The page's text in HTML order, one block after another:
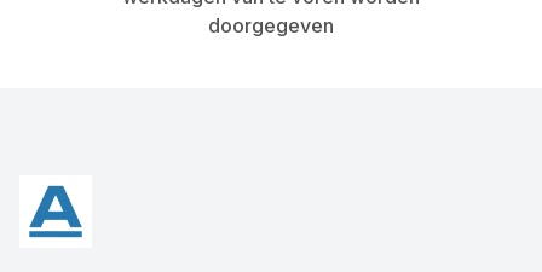
doorgegeven